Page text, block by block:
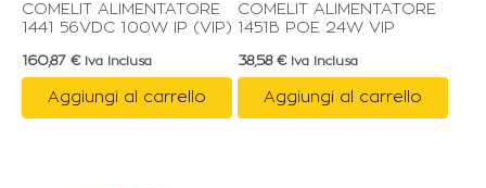
COMELIT ALIMENTATORE
1441 56VDC 100W IP (VIP)
160,87 € Iva Inclusa
Aggiungi al carrello
COMELIT ALIMENTATORE
1451B POE 24W VIP
38,58 € Iva Inclusa
Aggiungi al carrello